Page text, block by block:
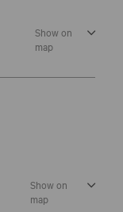
Show on
map
Show on
map